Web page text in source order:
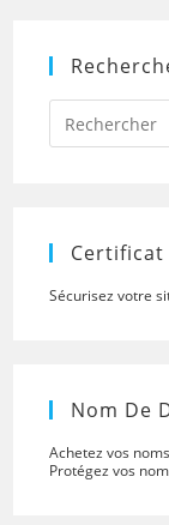
Certificat
Sécurisez votre
Nom De
Achetez vos
Protégez vos